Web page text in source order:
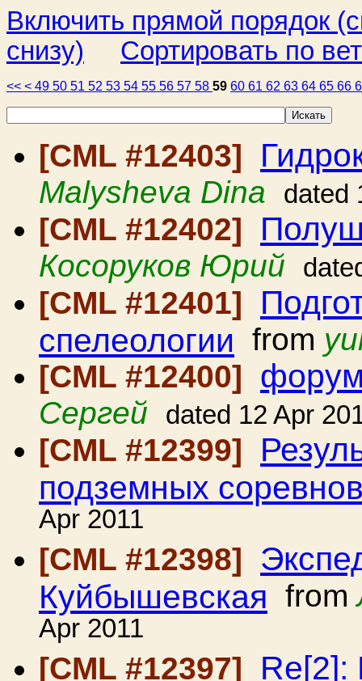
Включить прямой порядок
снизу)
Сортировать по
<< < 49 50 51 52 53 54 55 56 57 58 59 60 61 62 63 64 65 66
[CML #12403]
Malysheva Dina dated
[CML #12402]
Косоруков Юрий
[CML #12401]
спелеологии from
[CML #12400]
Сергей dated 12 Apr
[CML #12399]
подземных
Apr 2011
[CML #12398]
Куйбышевская from
Apr 2011
[CML #12397]
Re[2]: